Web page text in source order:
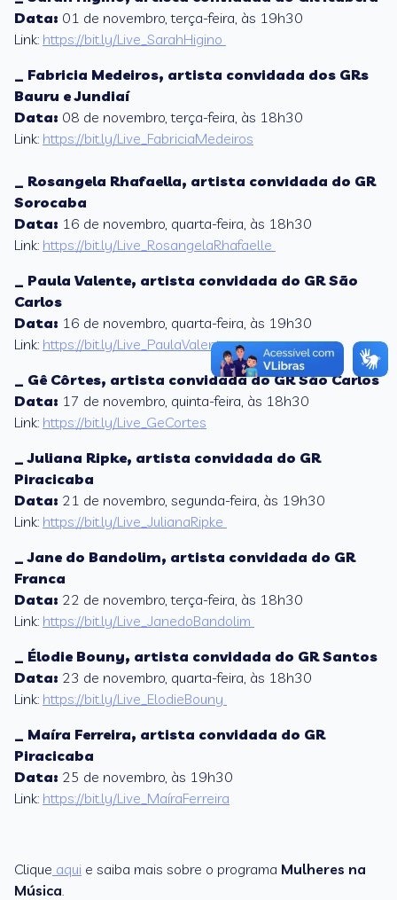
Data: 01 de novembro, terça-feira, às 19h30
Link: https://bit.ly/Live_SarahHigino
_ Fabricia Medeiros, artista convidada dos GRs
Bauru e Jundiaí
Data: 08 de novembro, terça-feira, às 18h30
Link: https://bit.ly/Live_FabriciaMedeiros
_ Rosangela Rhafaella, artista convidada do GR
Sorocaba
Data: 16 de novembro, quarta-feira, às 18h30
Link: https://bit.ly/Live_RosangelaRhafaelle
_ Paula Valente, artista convidada do GRSão
Carlos
Data: 16 de novembro, quarta-feira, às 19h30
Link: https://bit.ly/Live_PaulaValente
_ Gê Côrtes, artista convidada do GRSão Carlos
Data: 17 de novembro, quinta-feira, às 18h30
Link: https://bit.ly/Live_GeCortes
_ Juliana Ripke, artista convidada do GR
Piracicaba
Data: 21 de novembro, segunda-feira, às 19h30
Link: https://bit.ly/Live_JulianaRipke
_ Jane do Bandolim, artista convidada do GR
Franca
Data: 22 de novembro, terça-feira, às 18h30
Link: https://bit.ly/Live_JanedoBandolim
_ Élodie Bouny, artista convidada do GR Santos
Data: 23 de novembro, quarta-feira, às 18h30
Link: https://bit.ly/Live_ElodieBouny
_ Maíra Ferreira, artista convidada do GR
Piracicaba
Data: 25 de novembro, às 19h30
Link: https://bit.ly/Live_MaíraFerreira
Clique aqui e saiba mais sobre o programa Mulheres na
Música.